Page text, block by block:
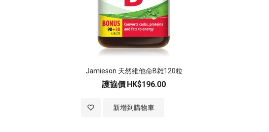
Jamieson 天然維他命B雜120粒
護協價 HK$196.00
新增到購物車
加